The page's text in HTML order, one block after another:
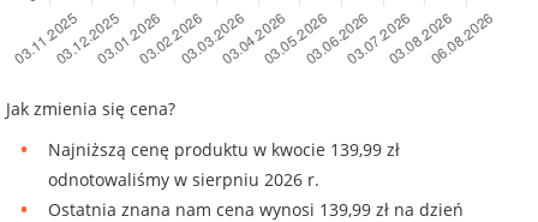
Jak zmienia się cena?
Najniższą cenę produktu w kwocie 139,99 zł
odnotowaliśmy w sierpniu 2026 r.
Ostatnia znana nam cena wynosi 139,99 zł na dzień